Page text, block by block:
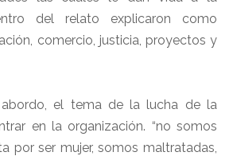
del relato explicaron como
comercio, justicia, proyectos y
el tema de la lucha de la
en la organización. “no somos
por ser mujer, somos maltratadas,